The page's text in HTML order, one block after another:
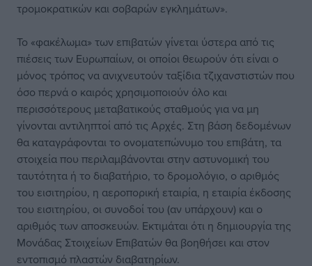
τρομοκρατικών και σοβαρών εγκλημάτων».
Το «φακέλωμα» των επιβατών γίνεται ύστερα από τις
πιέσεις των Ευρωπαίων, οι οποίοι θεωρούν ότι είναι ο
μόνος τρόπος να ανιχνευτούν ταξίδια τζιχανστιστών που
όσο περνά ο καιρός χρησιμοποιούν όλο και
περισσότερους μεταβατικούς σταθμούς για να μη
γίνονται αντιληπτοί από τις Αρχές. Στη βάση δεδομένων
θα καταγράφονται το ονοματεπώνυμο του επιβάτη, τα
στοιχεία που περιλαμβάνονται στην αστυνομική του
ταυτότητα ή το διαβατήριο, το δρομολόγιο, ο αριθμός
του εισιτηρίου, η αεροπορική εταιρία, η εταιρία έκδοσης
του εισιτηρίου, οι συνοδοί του (αν υπάρχουν) και ο
αριθμός των αποσκευών. Εκτιμάται ότι η δημιουργία της
Μονάδας Στοιχείων Επιβατών θα βοηθήσει και στον
εντοπισμό πλαστών διαβατηρίων.